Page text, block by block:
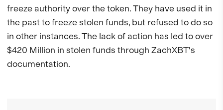
freeze authority over the token. They have used it in
the past to freeze stolen funds, but refused to do so
in other instances. The lack of action has led to over
$420 Million in stolen funds through ZachXBT's
documentation.